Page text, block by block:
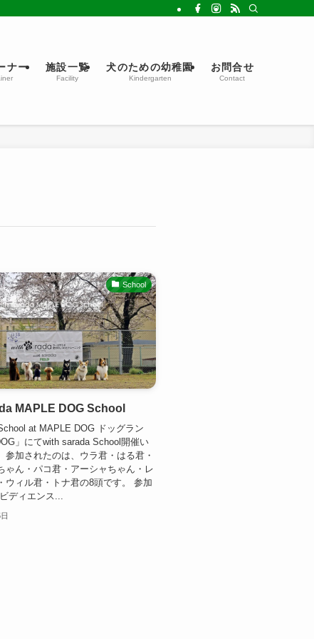
ナー 施設一覧
Facility
犬のための幼稚園
Kindergarten
お問合せ
Contact
School
MAPLE DOG School
at MAPLE DOG ドッグラン
」にてwith sarada School開催い
参加されたのは、ウラ君・はる君・
ゃん・パコ君・アーシャちゃん・レ
ウィル君・トナ君の8頭です。 参加
ディエンス...